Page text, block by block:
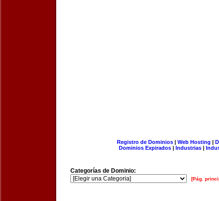
Registro de Dominios| Web Hosting |
Dominios Expirados | Industrias |
Categorías de Dominio:
[Pág.